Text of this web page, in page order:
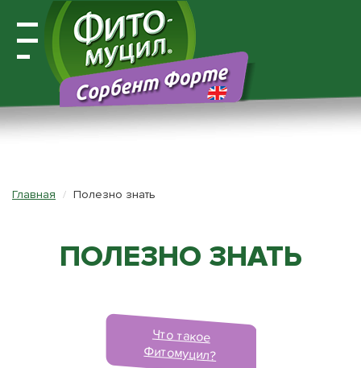
Открыть
навигацию
Главная Полезно знать
ПОЛЕЗНО ЗНАТЬ
Что такое
Фитомуцил?